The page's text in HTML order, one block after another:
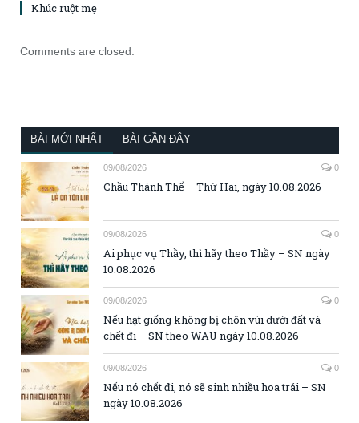
Khúc ruột mẹ
Comments are closed.
BÀI MỚI NHẤT BÀI GẦN ĐÂY
09/08/2026 0
Chầu Thánh Thể – Thứ Hai, ngày 10.08.2026
09/08/2026 0
Ai phục vụ Thầy, thì hãy theo Thầy – SN ngày
10.08.2026
09/08/2026 0
Nếu hạt giống không bị chôn vùi dưới đất và
chết đi – SN theo WAU ngày 10.08.2026
09/08/2026 0
Nếu nó chết đi, nó sẽ sinh nhiều hoa trái – SN
ngày 10.08.2026